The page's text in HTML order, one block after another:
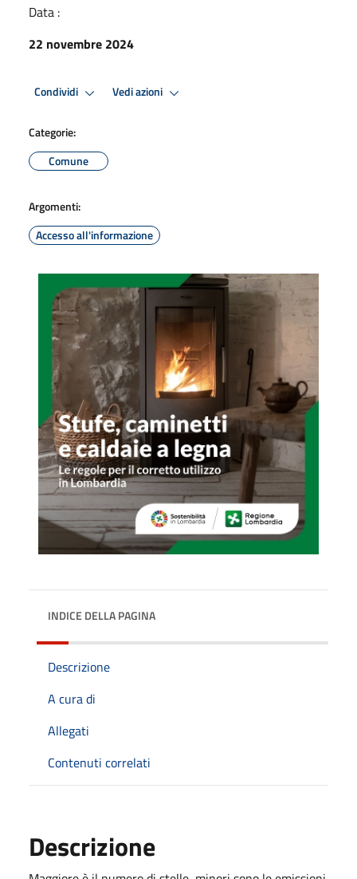
Data :
22 novembre 2024
Condividi Vedi azioni
Categorie:
Comune
Argomenti:
Accesso all'informazione
INDICE DELLA PAGINA
Descrizione
A cura di
Allegati
Contenuti correlati
Descrizione